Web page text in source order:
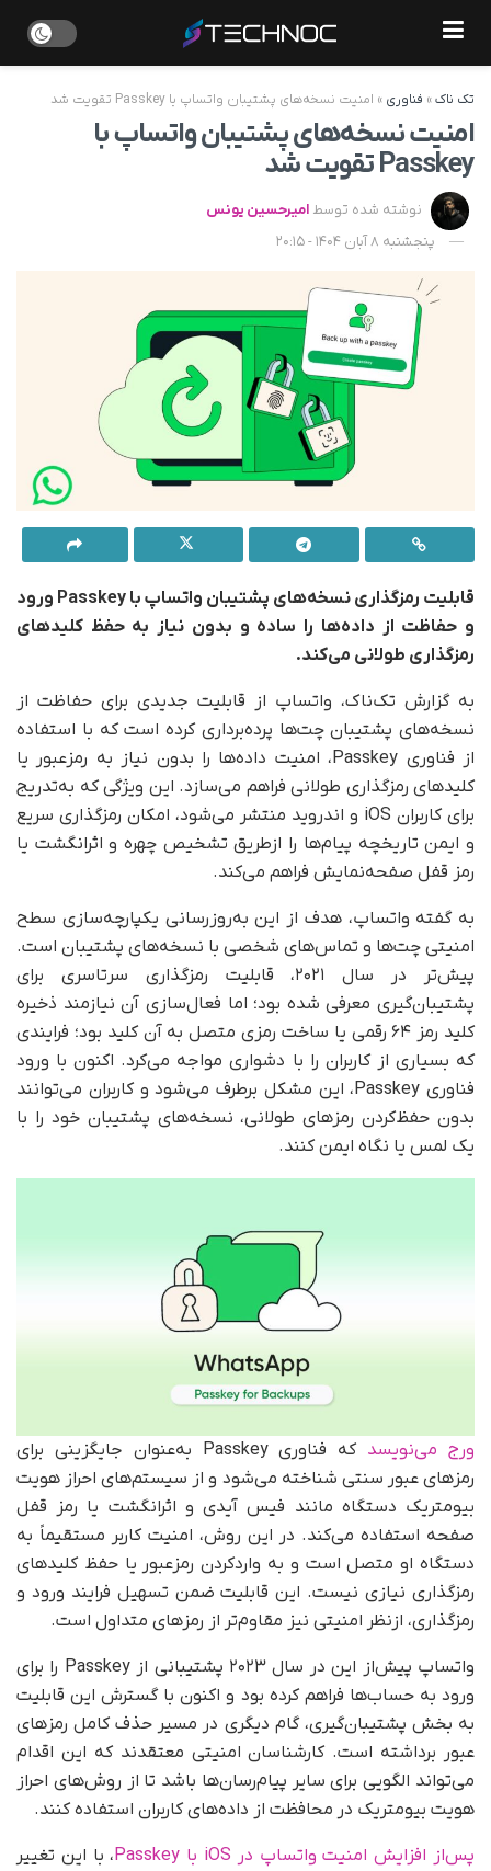
تک ناک» فناوری » امنیت نسخه‌های پشتیبان واتساپ با Passkey تقویت شد
امنیت نسخه‌های پشتیبان واتساپ با
Passkey تقویت شد
نوشته شده توسط امیرحسین یونس
پنجشنبه 8 آبان 1404 - 20:15
قابلیت رمزگذاری نسخه‌های پشتیبان واتساپ با Passkey ورود
و حفاظت از داده‌ها را ساده و بدون نیاز به حفظ کلیدهای
رمزگذاری طولانی می‌کند.
به گزارش تک‌ناک، واتساپ از قابلیت جدیدی برای حفاظت از
نسخه‌های پشتیبان چت‌ها پرده‌برداری کرده است که با استفاده
از فناوری Passkey، امنیت داده‌ها را بدون نیاز به رمزعبور یا
کلیدهای رمزگذاری طولانی فراهم می‌سازد. این ویژگی که به‌تدریج
برای کاربران iOS و اندروید منتشر می‌شود، امکان رمزگذاری سریع
و ایمن تاریخچه پیام‌ها را ازطریق تشخیص چهره و اثرانگشت یا
رمز قفل صفحه‌نمایش فراهم می‌کند.
به گفته واتساپ، هدف از این به‌روزرسانی یکپارچه‌سازی سطح
امنیتی چت‌ها و تماس‌های شخصی با نسخه‌های پشتیبان است.
پیش‌تر در سال ۲۰۲۱، قابلیت رمزگذاری سرتاسری برای
پشتیبان‌گیری معرفی شده بود؛ اما فعال‌سازی آن نیازمند ذخیره
کلید رمز ۶۴ رقمی یا ساخت رمزی متصل به آن کلید بود؛ فرایندی
که بسیاری از کاربران را با دشواری مواجه می‌کرد. اکنون با ورود
فناوری Passkey، این مشکل برطرف می‌شود و کاربران می‌توانند
بدون حفظ‌کردن رمزهای طولانی، نسخه‌های پشتیبان خود را با
یک لمس یا نگاه ایمن کنند.
ورج می‌نویسد
که فناوری Passkey به‌عنوان جایگزینی برای
رمزهای عبور سنتی شناخته می‌شود و از سیستم‌های احراز هویت
بیومتریک دستگاه مانند فیس آیدی و اثرانگشت یا رمز قفل
صفحه استفاده می‌کند. در این روش، امنیت کاربر مستقیماً به
دستگاه او متصل است و به واردکردن رمزعبور یا حفظ کلیدهای
رمزگذاری نیازی نیست. این قابلیت ضمن تسهیل فرایند ورود و
رمزگذاری، ازنظر امنیتی نیز مقاوم‌تر از رمزهای متداول است.
واتساپ پیش‌از این در سال ۲۰۲۳ پشتیبانی از Passkey را برای
ورود به حساب‌ها فراهم کرده بود و اکنون با گسترش این قابلیت
به بخش پشتیبان‌گیری، گام دیگری در مسیر حذف کامل رمزهای
عبور برداشته است. کارشناسان امنیتی معتقدند که این اقدام
می‌تواند الگویی برای سایر پیام‌رسان‌ها باشد تا از روش‌های احراز
هویت بیومتریک در محافظت از داده‌های کاربران استفاده کنند.
پس‌از افزایش امنیت واتساپ در iOS با Passkey
، با این تغییر